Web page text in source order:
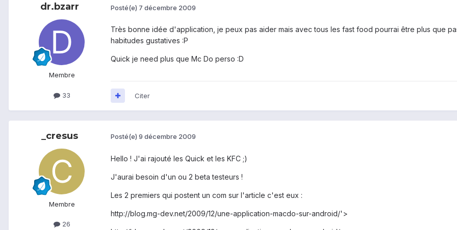
dr.bzarr
Membre
33
Posté(e) 7 décembre 2009
Très bonne idée d'application, je peux pas aider mais avec tous les fast food pourrai être plus que
habitudes gustatives :P
Quick je need plus que Mc Do perso :D
Citer
_cresus
Membre
26
Posté(e) 9 décembre 2009
Hello ! J'ai rajouté les Quick et les KFC ;)
J'aurai besoin d'un ou 2 beta testeurs !
Les 2 premiers qui postent un com sur l'article c'est eux :
http://blog.mg-dev.net/2009/12/une-application-macdo-sur-android/'>